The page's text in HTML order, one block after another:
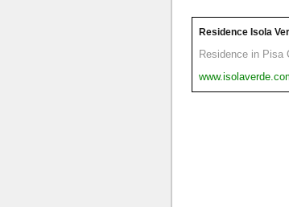
Residence Isola
Residence in Pisa